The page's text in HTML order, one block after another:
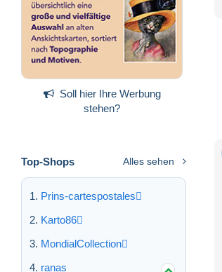
Soll hier Ihre Werbung
stehen?
Top-Shops Alles sehen
Prins-cartespostales
Karto86
MondialCollection
ranas